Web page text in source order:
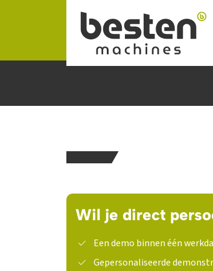
Naar hoofdinhoud
Wil je direct
Een demo binnen één
Gepersonaliseerde